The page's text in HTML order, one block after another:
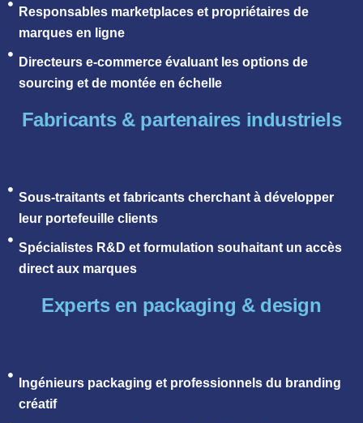
Responsables marketplaces et propriétaires de
marques en ligne
Directeurs e-commerce évaluant les options de
sourcing et de montée en échelle
Fabricants & partenaires industriels
Sous-traitants et fabricants cherchant à développer
leur portefeuille clients
Spécialistes R&D et formulation souhaitant un accès
direct aux marques
Experts en packaging & design
Ingénieurs packaging et professionnels du branding
créatif